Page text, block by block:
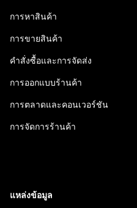
การหาสินค้า
การขายสินค้า
คำสั่งซื้อและการจัดส่ง
การออกแบบร้านค้า
การตลาดและคอนเวอร์ชัน
การจัดการร้านค้า
แหล่งข้อมูล